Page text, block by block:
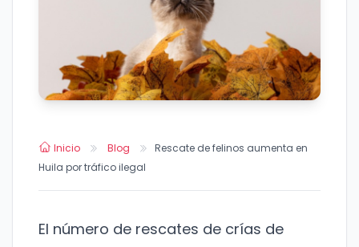
Inicio Blog
Rescate de felinos aumenta en
Huila por tráfico ilegal
El número de rescates de crías de